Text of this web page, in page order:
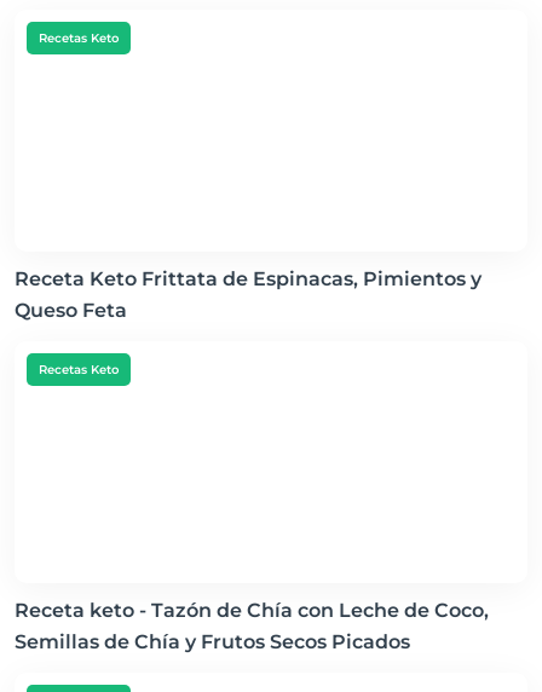
Recetas Keto
Receta Keto Frittata de Espinacas, Pimientos y
Queso Feta
Recetas Keto
Receta keto - Tazón de Chía con Leche de Coco,
Semillas de Chía y Frutos Secos Picados